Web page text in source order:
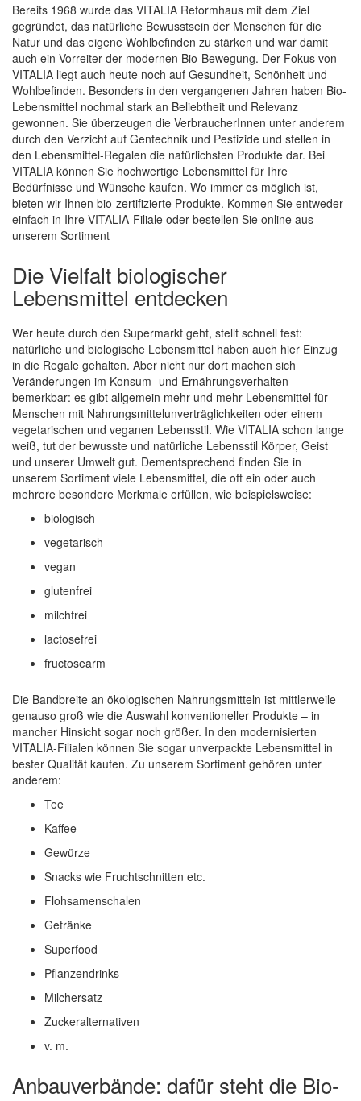
Quickview
Bereits 1968 wurde das VITALIA Reformhaus mit dem Ziel
gegründet, das natürliche Bewusstsein der Menschen für die
Natur und das eigene Wohlbefinden zu stärken und war damit
auch ein Vorreiter der modernen Bio-Bewegung. Der Fokus von
VITALIA liegt auch heute noch auf Gesundheit, Schönheit und
Wohlbefinden. Besonders in den vergangenen Jahren haben Bio-
Lebensmittel nochmal stark an Beliebtheit und Relevanz
gewonnen. Sie überzeugen die VerbraucherInnen unter anderem
durch den Verzicht auf Gentechnik und Pestizide und stellen in
den Lebensmittel-Regalen die natürlichsten Produkte dar. Bei
VITALIA können Sie hochwertige Lebensmittel für Ihre
Bedürfnisse und Wünsche kaufen. Wo immer es möglich ist,
bieten wir Ihnen bio-zertifizierte Produkte. Kommen Sie entweder
einfach in Ihre VITALIA-Filiale oder bestellen Sie online aus
unserem Sortiment
Die Vielfalt biologischer
Lebensmittel entdecken
Wer heute durch den Supermarkt geht, stellt schnell fest:
natürliche und biologische Lebensmittel haben auch hier Einzug
in die Regale gehalten. Aber nicht nur dort machen sich
Veränderungen im Konsum- und Ernährungsverhalten
bemerkbar: es gibt allgemein mehr und mehr Lebensmittel für
Menschen mit Nahrungsmittelunverträglichkeiten oder einem
vegetarischen und veganen Lebensstil. Wie VITALIA schon lange
weiß, tut der bewusste und natürliche Lebensstil Körper, Geist
und unserer Umwelt gut. Dementsprechend finden Sie in
unserem Sortiment viele Lebensmittel, die oft ein oder auch
mehrere besondere Merkmale erfüllen, wie beispielsweise:
biologisch
vegetarisch
vegan
glutenfrei
milchfrei
lactosefrei
fructosearm
Die Bandbreite an ökologischen Nahrungsmitteln ist mittlerweile
genauso groß wie die Auswahl konventioneller Produkte – in
mancher Hinsicht sogar noch größer. In den modernisierten
VITALIA-Filialen können Sie sogar unverpackte Lebensmittel in
bester Qualität kaufen. Zu unserem Sortiment gehören unter
anderem:
Tee
Kaffee
Gewürze
Snacks wie Fruchtschnitten etc.
Flohsamenschalen
Getränke
Superfood
Pflanzendrinks
Milchersatz
Zuckeralternativen
v. m.
Anbauverbände: dafür steht die Bio-